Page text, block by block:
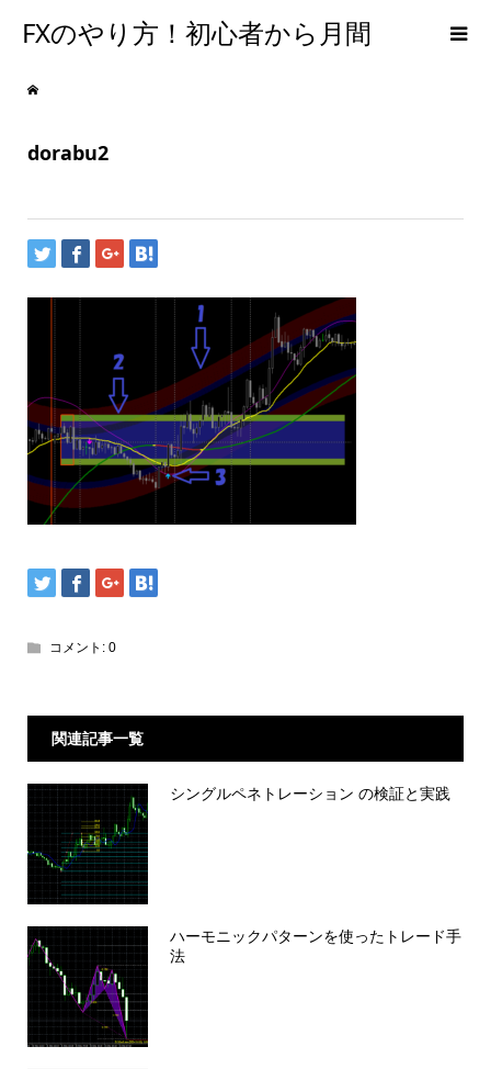
FXのやり方！初心者から月間
300PIPSを達成するための手法
【メンタルFX】
dorabu2
コメント: 0
関連記事一覧
シングルペネトレーション の検証と実践
ハーモニックパターンを使ったトレード手
法